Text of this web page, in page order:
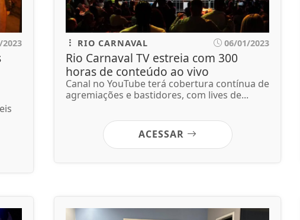
RIO CARNAVAL 06/01/2023
Rio Carnaval TV estreia com 300
horas de conteúdo ao vivo
Canal no YouTube terá cobertura contínua de
agremiações e bastidores, com lives de...
ACESSAR